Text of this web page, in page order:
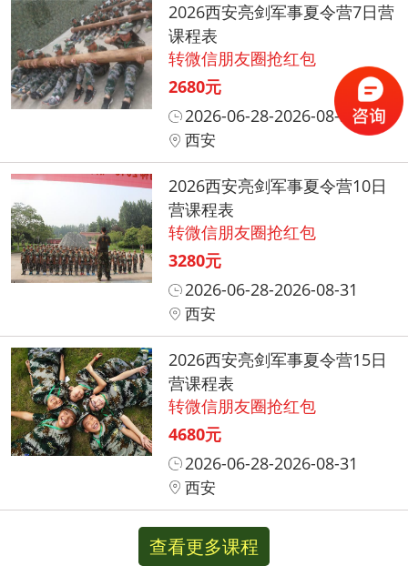
2026西安亮剑军事夏令营7日营
课程表
转微信朋友圈抢红包
2680元
2026-06-28-2026-08-31
西安
2026西安亮剑军事夏令营10日
营课程表
转微信朋友圈抢红包
3280元
2026-06-28-2026-08-31
西安
2026西安亮剑军事夏令营15日
营课程表
转微信朋友圈抢红包
4680元
2026-06-28-2026-08-31
西安
查看更多课程